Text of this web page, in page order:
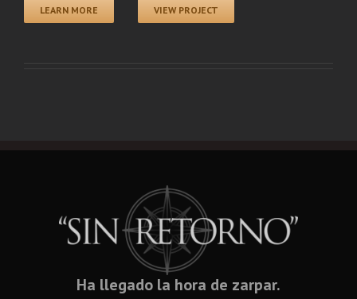
LEARN MORE VIEW PROJECT
Ha llegado la hora de zarpar.